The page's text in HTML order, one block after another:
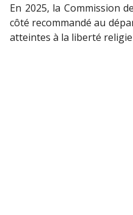
En 2025, la Commission
côté recommandé au
atteintes à la liberté